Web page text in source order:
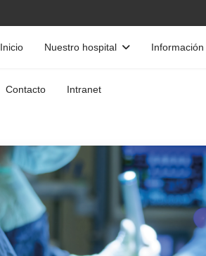
Inicio Nuestro hospital Información
Contacto Intranet